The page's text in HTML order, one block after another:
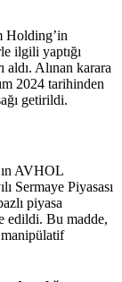
Holding’in
ilgili yaptığı
aldı. Alınan karara
2024 tarihinden
getirildi.
AVHOL
Sermaye Piyasası
piyasa
edildi. Bu madde,
manipülatif